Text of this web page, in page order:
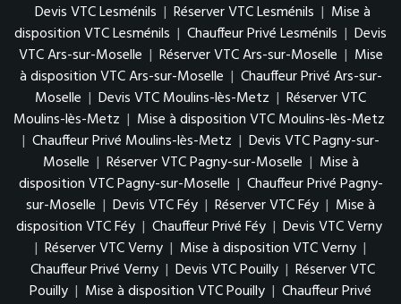
Devis VTC Lesménils | Réserver VTC Lesménils | Mise à
disposition VTC Lesménils | Chauffeur Privé Lesménils | Devis
VTC Ars-sur-Moselle | Réserver VTC Ars-sur-Moselle | Mise
à disposition VTC Ars-sur-Moselle | Chauffeur Privé Ars-sur-
Moselle | Devis VTC Moulins-lès-Metz | Réserver VTC
Moulins-lès-Metz | Mise à disposition VTC Moulins-lès-Metz
| Chauffeur Privé Moulins-lès-Metz | Devis VTC Pagny-sur-
Moselle | Réserver VTC Pagny-sur-Moselle | Mise à
disposition VTC Pagny-sur-Moselle | Chauffeur Privé Pagny-
sur-Moselle | Devis VTC Féy | Réserver VTC Féy | Mise à
disposition VTC Féy | Chauffeur Privé Féy | Devis VTC Verny
| Réserver VTC Verny | Mise à disposition VTC Verny |
Chauffeur Privé Verny | Devis VTC Pouilly | Réserver VTC
Pouilly | Mise à disposition VTC Pouilly | Chauffeur Privé